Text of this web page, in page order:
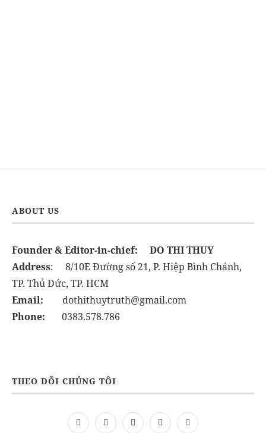
ABOUT US
Founder & Editor-in-chief:
DO THI THUY
Address: 8/10E Đường số 21, P. Hiệp Bình Chánh,
TP. Thủ Đức, TP. HCM
Email: dothithuytruth@gmail.com
Phone: 0383.578.786
THEO DÕI CHÚNG TÔI